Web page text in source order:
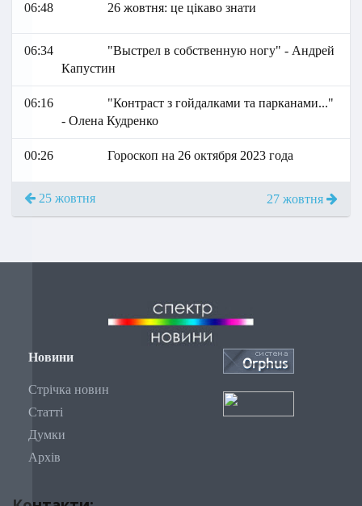
06:48 26 жовтня: це цікаво знати
06:34
"Выстрел в собственную ногу" - Андрей
Капустин
06:16
"Контраст з гойдалками та парканами..."
- Олена Кудренко
00:26 Гороскоп на 26 октября 2023 года
25 жовтня 27 жовтня
Новини
Стрічка новин
Статті
Думки
Архів